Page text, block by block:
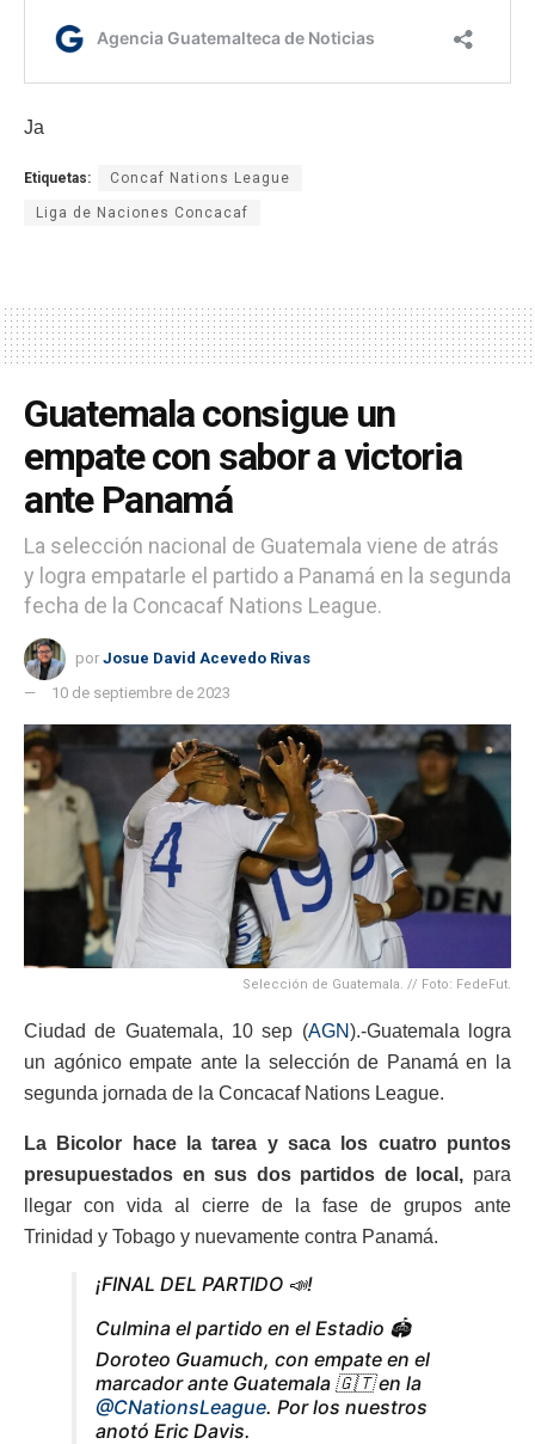
Ja
Etiquetas: Concaf Nations League
Liga de Naciones Concacaf
Guatemala consigue un
empate con sabor a victoria
ante Panamá
La selección nacional de Guatemala viene de atrás
y logra empatarle el partido a Panamá en la segunda
fecha de la Concacaf Nations League.
por Josue David Acevedo Rivas
10 de septiembre de 2023
Selección de Guatemala. // Foto: FedeFut.
Ciudad de Guatemala, 10 sep (AGN).-Guatemala logra
un agónico empate ante la selección de Panamá en la
segunda jornada de la Concacaf Nations League.
La Bicolor hace la tarea y saca los cuatro puntos
presupuestados en sus dos partidos de local, para
llegar con vida al cierre de la fase de grupos ante
Trinidad y Tobago y nuevamente contra Panamá.
¡FINAL DEL PARTIDO 📣!
Culmina el partido en el Estadio 🏟️
Doroteo Guamuch, con empate en el
marcador ante Guatemala 🇬🇹 en la
@CNationsLeague. Por los nuestros
anotó Eric Davis.